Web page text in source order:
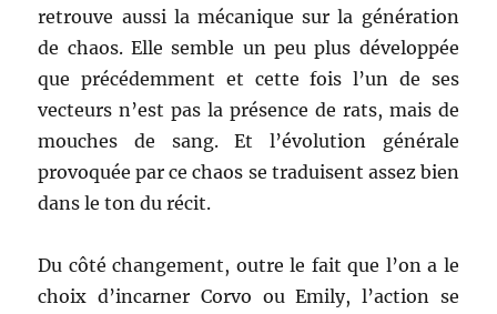
retrouve aussi la mécanique sur la génération
de chaos. Elle semble un peu plus développée
que précédemment et cette fois l’un de ses
vecteurs n’est pas la présence de rats, mais de
mouches de sang. Et l’évolution générale
provoquée par ce chaos se traduisent assez bien
dans le ton du récit.
Du côté changement, outre le fait que l’on a le
choix d’incarner Corvo ou Emily, l’action se